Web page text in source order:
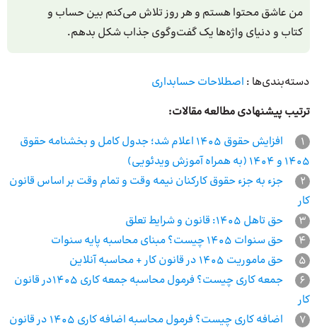
من عاشق محتوا هستم و هر روز تلاش می‌کنم بین حساب و
کتاب و دنیای واژه‌ها یک گفت‌وگوی جذاب شکل بدهم.
دسته‌بندی‌ها : اصطلاحات حسابداری
ترتیب پیشنهادی مطالعه مقالات:
1
افزایش حقوق 1405 اعلام شد؛ جدول کامل و بخشنامه حقوق
1405 و 1404 (به همراه آموزش ویدئویی)
2
جزء به جزء حقوق کارکنان نیمه وقت و تمام وقت بر اساس قانون
کار
3
حق تاهل 1405: قانون و شرایط تعلق
4
حق سنوات 1405 چیست؟ مبنای محاسبه پایه سنوات
5
حق ماموریت 1405 در قانون کار + محاسبه آنلاین
6
جمعه کاری چیست؟ فرمول محاسبه جمعه کاری 1405در قانون
کار
7
اضافه کاری چیست؟ فرمول محاسبه اضافه کاری 1405 در قانون